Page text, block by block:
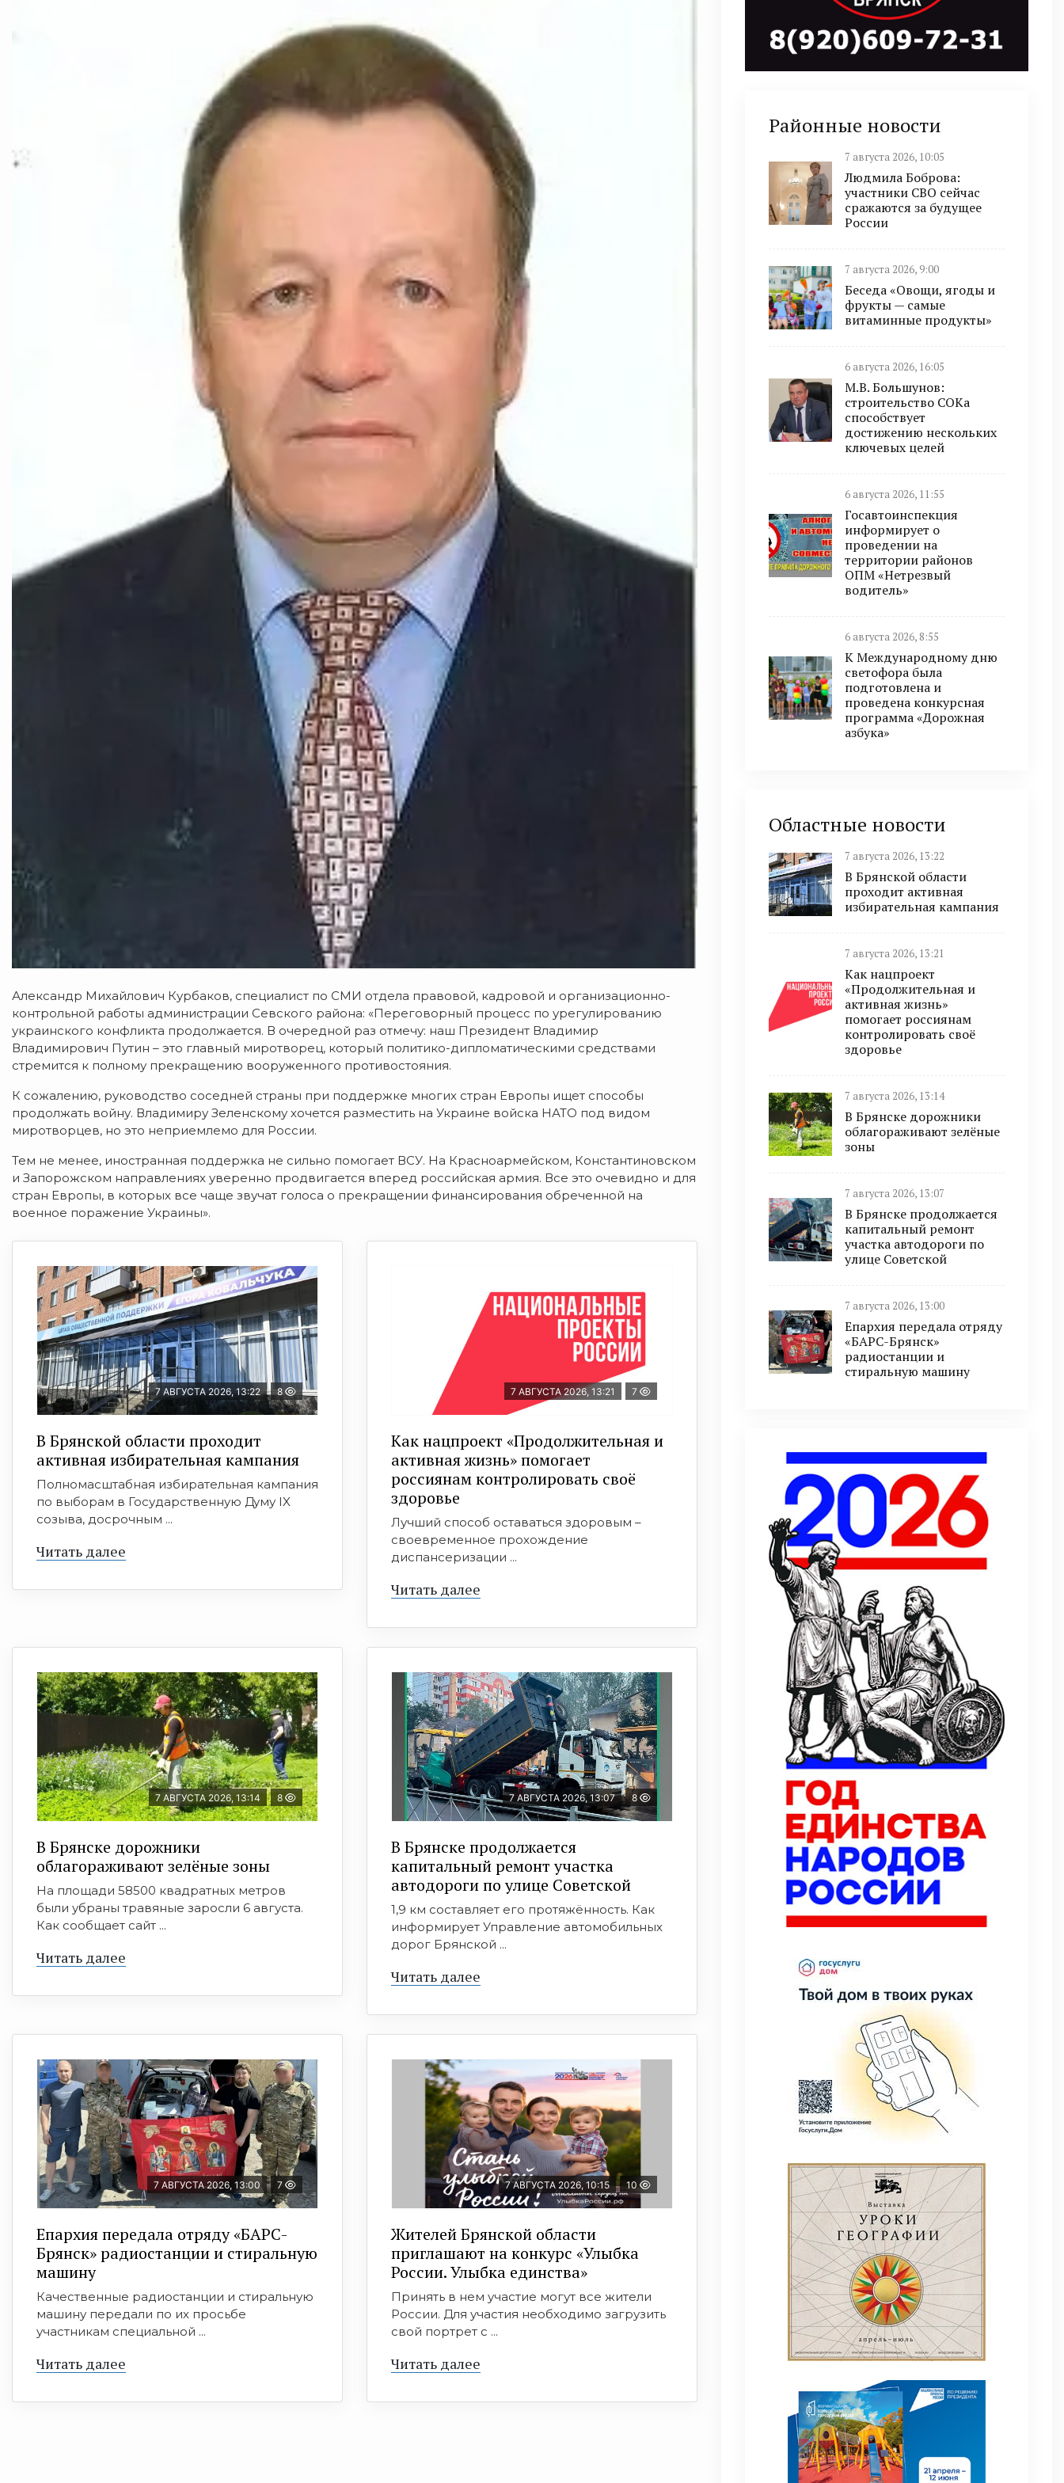
Александр Михайлович Курбаков, специалист по СМИ отдела правовой, кадровой и организационно-
контрольной работы администрации Севского района: «Переговорный процесс по урегулированию
украинского конфликта продолжается. В очередной раз отмечу: наш Президент Владимир
Владимирович Путин – это главный миротворец, который политико-дипломатическими средствами
стремится к полному прекращению вооруженного противостояния.
К сожалению, руководство соседней страны при поддержке многих стран Европы ищет способы
продолжать войну. Владимиру Зеленскому хочется разместить на Украине войска НАТО под видом
миротворцев, но это неприемлемо для России.
Тем не менее, иностранная поддержка не сильно помогает ВСУ. На Красноармейском, Константиновском
и Запорожском направлениях уверенно продвигается вперед российская армия. Все это очевидно и для
стран Европы, в которых все чаще звучат голоса о прекращении финансирования обреченной на
военное поражение Украины».
7 АВГУСТА 2026, 13:22 8
В Брянской области проходит
активная избирательная кампания
Полномасштабная избирательная кампания
по выборам в Государственную Думу IX
созыва, досрочным ...
Читать далее
7 АВГУСТА 2026, 13:21 7
Как нацпроект «Продолжительная и
активная жизнь» помогает
россиянам контролировать своё
здоровье
Лучший способ оставаться здоровым –
своевременное прохождение
диспансеризации ...
Читать далее
7 АВГУСТА 2026, 13:14 8
В Брянске дорожники
облагораживают зелёные зоны
На площади 58500 квадратных метров
были убраны травяные заросли 6 августа.
Как сообщает сайт ...
Читать далее
7 АВГУСТА 2026, 13:07 8
В Брянске продолжается
капитальный ремонт участка
автодороги по улице Советской
1,9 км составляет его протяжённость. Как
информирует Управление автомобильных
дорог Брянской ...
Читать далее
7 АВГУСТА 2026, 13:00 7
Епархия передала отряду «БАРС-
Брянск» радиостанции и стиральную
машину
Качественные радиостанции и стиральную
машину передали по их просьбе
участникам специальной ...
Читать далее
7 АВГУСТА 2026, 10:15 10
Жителей Брянской области
приглашают на конкурс «Улыбка
России. Улыбка единства»
Принять в нем участие могут все жители
России. Для участия необходимо загрузить
свой портрет с ...
Читать далее
Районные новости
7 августа 2026, 10:05
Людмила Боброва:
участники СВО сейчас
сражаются за будущее
России
7 августа 2026, 9:00
Беседа «Овощи, ягоды и
фрукты — самые
витаминные продукты»
6 августа 2026, 16:05
М.В. Большунов:
строительство СОКа
способствует
достижению нескольких
ключевых целей
6 августа 2026, 11:55
Госавтоинспекция
информирует о
проведении на
территории районов
ОПМ «Нетрезвый
водитель»
6 августа 2026, 8:55
К Международному дню
светофора была
подготовлена и
проведена конкурсная
программа «Дорожная
азбука»
Областные новости
7 августа 2026, 13:22
В Брянской области
проходит активная
избирательная кампания
7 августа 2026, 13:21
Как нацпроект
«Продолжительная и
активная жизнь»
помогает россиянам
контролировать своё
здоровье
7 августа 2026, 13:14
В Брянске дорожники
облагораживают зелёные
зоны
7 августа 2026, 13:07
В Брянске продолжается
капитальный ремонт
участка автодороги по
улице Советской
7 августа 2026, 13:00
Епархия передала отряду
«БАРС-Брянск»
радиостанции и
стиральную машину